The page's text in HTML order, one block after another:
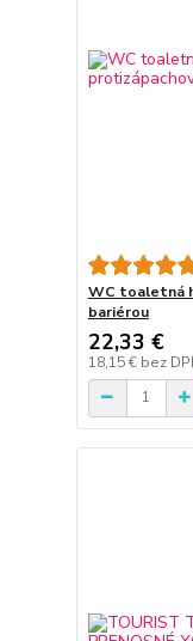
WC toaletná
bariérou
22,33 €
18,15 € bez